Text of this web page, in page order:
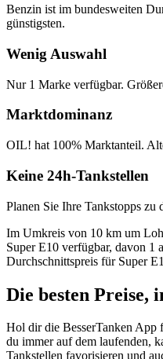
Benzin ist im bundesweiten
günstigsten.
Wenig Auswahl
Nur 1 Marke verfügbar.
Marktdominanz
OIL! hat 100% Marktanteil.
Keine 24h-Tankstellen
Planen Sie Ihre Tankstopps zu
Im Umkreis von 10 km um
Super E10 verfügbar, davon 1
Durchschnittspreis für Super
Die besten Preise,
Hol dir die BesserTanken App
du immer auf dem laufenden,
Tankstellen favorisieren und